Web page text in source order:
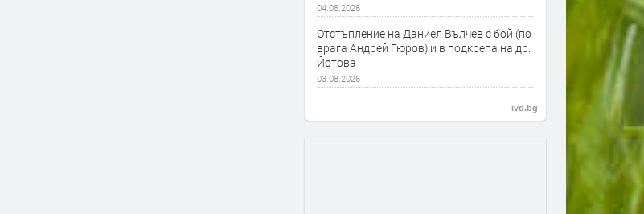
04.08.2026
Отстъпление на Даниел Вълчев с бой (по
врага Андрей Гюров) и в подкрепа на др.
Йотова
03.08.2026
ivo.bg